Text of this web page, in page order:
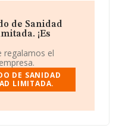
de gruas. la
La sociedad está
Su actividad CNAE
sociedad no tiene
Sociedad Limitada
en Calle Sector núm.
roja De Turia, en
de Sanidad
¡Es
regalamos el
DE SANIDAD
LIMITADA.